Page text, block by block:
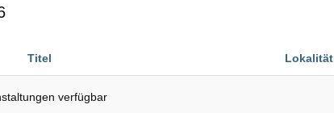
Titel Lokalität
verfügbar